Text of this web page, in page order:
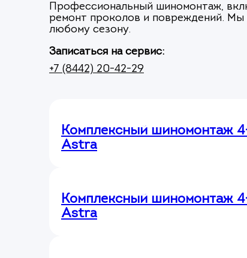
Профессиональный шиномонтаж,
ремонт проколов и повреждений.
любому сезону.
Записаться на сервис:
+7 (8442) 20-42-29
Комплексный шиномонтаж
Astra
Комплексный шиномонтаж
Astra